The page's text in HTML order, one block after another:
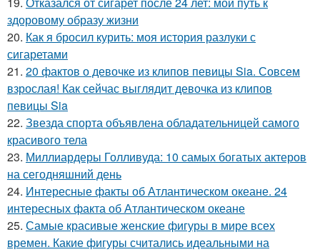
здоровому образу жизни
20. Как я бросил курить: моя история разлуки с
сигаретами
21. 20 фактов о девочке из клипов певицы Sia. Совсем
взрослая! Как сейчас выглядит девочка из клипов
певицы Sia
22. Звезда спорта объявлена обладательницей самого
красивого тела
23. Миллиардеры Голливуда: 10 самых богатых актеров
на сегодняшний день
24. Интересные факты об Атлантическом океане. 24
интересных факта об Атлантическом океане
25. Самые красивые женские фигуры в мире всех
времен. Какие фигуры считались идеальными на